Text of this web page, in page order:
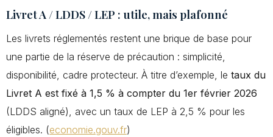
Livret A / LDDS / LEP : utile, mais plafonné
Les livrets réglementés restent une brique de base pour
une partie de la réserve de précaution : simplicité,
disponibilité, cadre protecteur. À titre d’exemple, le taux du
Livret A est fixé à 1,5 % à compter du 1er février 2026
(LDDS aligné), avec un taux de LEP à 2,5 % pour les
éligibles. (economie.gouv.fr)